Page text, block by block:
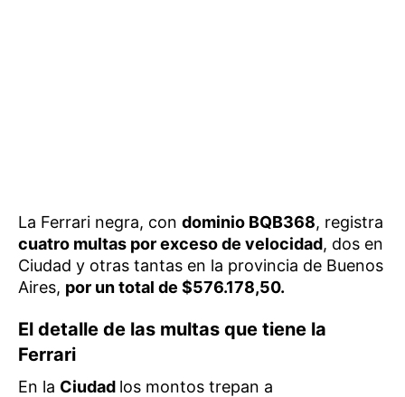
La Ferrari negra, con dominio BQB368, registra
cuatro multas por exceso de velocidad, dos en
Ciudad y otras tantas en la provincia de Buenos
Aires, por un total de $576.178,50.
El detalle de las multas que tiene la
Ferrari
En la Ciudad los montos trepan a